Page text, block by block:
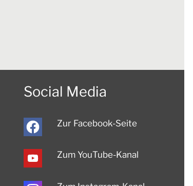
Social Media
Zur Facebook-Seite
Zum YouTube-Kanal